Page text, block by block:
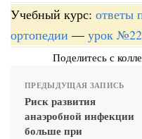
Учебный курс: ответы
ортопедии — урок №22
Поделитесь с
ПРЕДЫДУЩАЯ ЗАПИСЬ
Риск развития
анаэробной инфекции
больше при